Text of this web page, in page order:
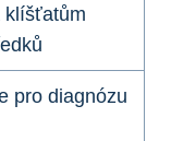
klíšťatům⁤
pro diagnózu